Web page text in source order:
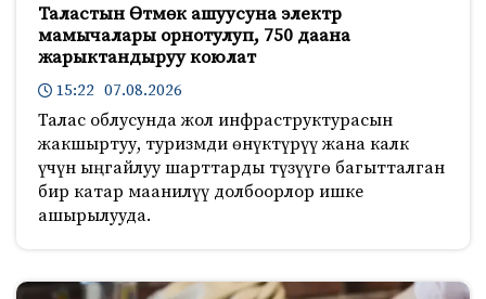
Таластын Өтмөк ашуусуна электр
мамычалары орнотулуп, 750 даана
жарыктандыруу коюлат
15:22 07.08.2026
Талас облусунда жол инфраструктурасын
жакшыртуу, туризмди өнүктүрүү жана калк
үчүн ыңгайлуу шарттарды түзүүгө багытталган
бир катар маанилүү долбоорлор ишке
ашырылууда.